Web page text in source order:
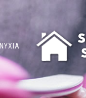
ΝΥΧΙΑ